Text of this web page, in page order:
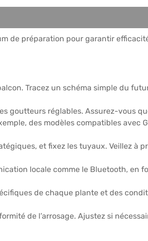
de préparation pour garantir
Tracez un schéma simple du
goutteurs réglables. Assurez-vous
des modèles compatibles avec
et fixez les tuyaux. Veillez à
locale comme le Bluetooth, en
de chaque plante et des
de l’arrosage. Ajustez si